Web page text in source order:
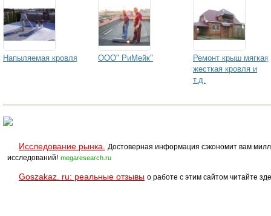
Напыляемая кровля ООО" РиМейк"
Ремонт крыш мягкая
жесткая кровля и
т.д.
Исследование рынка.
Достоверная информация сэкономит вам
исследований! megaresearch.ru
Goszakaz. ru: реальные отзывы о работе с этим сайтом читайте